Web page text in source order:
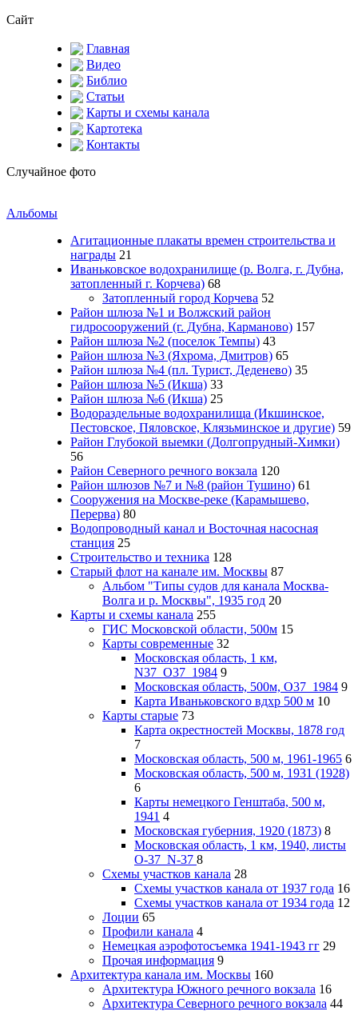
Сайт
Главная
Видео
Библио
Статьи
Карты и схемы канала
Картотека
Контакты
Случайное фото
Альбомы
Агитационные плакаты времен строительства и
награды 21
Иваньковское водохранилище (р. Волга, г. Дубна,
затопленный г. Корчева) 68
Затопленный город Корчева 52
Район шлюза №1 и Волжский район
гидросооружений (г. Дубна, Карманово) 157
Район шлюза №2 (поселок Темпы) 43
Район шлюза №3 (Яхрома, Дмитров) 65
Район шлюза №4 (пл. Турист, Деденево) 35
Район шлюза №5 (Икша) 33
Район шлюза №6 (Икша) 25
Водораздельные водохранилища (Икшинское,
Пестовское, Пяловское, Клязьминское и другие) 59
Район Глубокой выемки (Долгопрудный-Химки)
56
Район Северного речного вокзала 120
Район шлюзов №7 и №8 (район Тушино) 61
Сооружения на Москве-реке (Карамышево,
Перерва) 80
Водопроводный канал и Восточная насосная
станция 25
Строительство и техника 128
Старый флот на канале им. Москвы 87
Альбом "Типы судов для канала Москва-
Волга и р. Москвы", 1935 год 20
Карты и схемы канала 255
ГИС Московcкой области, 500м 15
Карты современные 32
Московская область, 1 км,
N37_O37_1984 9
Московская область, 500м, О37_1984 9
Карта Иваньковского вдхр 500 м 10
Карты старые 73
Карта окрестностей Москвы, 1878 год
7
Московская область, 500 м, 1961-1965 6
Московская область, 500 м, 1931 (1928)
6
Карты немецкого Генштаба, 500 м,
1941 4
Московская губерния, 1920 (1873) 8
Московская область, 1 км, 1940, листы
О-37_N-37 8
Схемы участков канала 28
Схемы участков канала от 1937 года 16
Схемы участков канала от 1934 года 12
Лоции 65
Профили канала 4
Немецкая аэрофотосъемка 1941-1943 гг 29
Прочая информация 9
Архитектура канала им. Москвы 160
Архитектура Южного речного вокзала 16
Архитектура Северного речного вокзала 44